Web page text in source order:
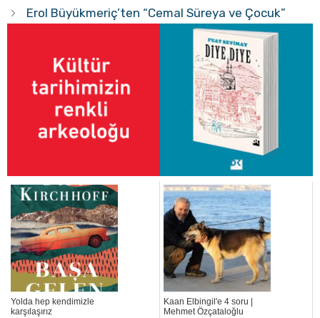
Erol Büyükmeriç’ten “Cemal Süreya ve Çocuk”
Yolda hep kendimizle
karşılaşırız
Kaan Elbingil'e 4 soru |
Mehmet Özçataloğlu